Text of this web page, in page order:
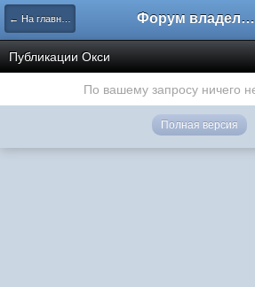
← На главную Форум владельцев интернет-магазинов
Публикации Окси
По вашему запросу ничего
Полная версия